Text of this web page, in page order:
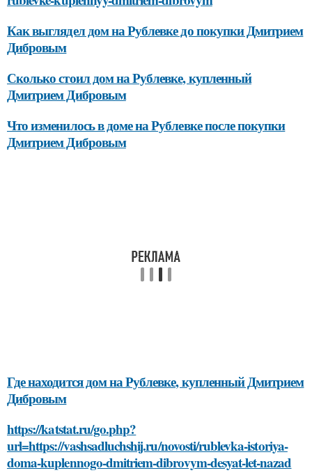
Как выглядел дом на Рублевке до покупки Дмитрием
Дибровым
Сколько стоил дом на Рублевке, купленный
Дмитрием Дибровым
Что изменилось в доме на Рублевке после покупки
Дмитрием Дибровым
Где находится дом на Рублевке, купленный Дмитрием
Дибровым
https://katstat.ru/go.php?
url=https://vashsadluchshij.ru/novosti/rublevka-istoriya-
doma-kuplennogo-dmitriem-dibrovym-desyat-let-nazad